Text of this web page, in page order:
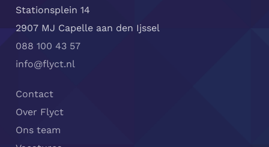
Stationsplein 14
2907 MJ Capelle aan den Ijssel
088 100 43 57
info@flyct.nl
Contact
Over Flyct
Ons team